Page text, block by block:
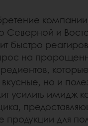
Северной и
быстро
на
вкусные, но и
усилить имидж
для